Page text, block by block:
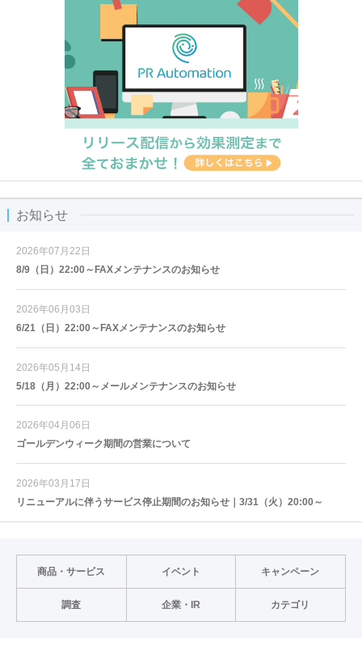
お知らせ
2026年07月22日
8/9（日）22:00～FAXメンテナンスのお知らせ
2026年06月03日
6/21（日）22:00～FAXメンテナンスのお知らせ
2026年05月14日
5/18（月）22:00～メールメンテナンスのお知らせ
2026年04月06日
ゴールデンウィーク期間の営業について
2026年03月17日
リニューアルに伴うサービス停止期間のお知らせ｜3/31（火）20:00～
商品・サービス イベント キャンペーン
調査 企業・IR カテゴリ